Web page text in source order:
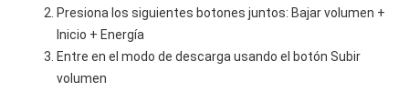
Presiona los siguientes botones juntos: Bajar volumen +
Inicio + Energía
Entre en el modo de descarga usando el botón Subir
volumen